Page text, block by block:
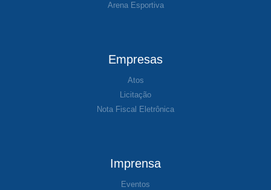
Arena Esportiva
Empresas
Atos
Licitação
Nota Fiscal Eletrônica
Imprensa
Eventos